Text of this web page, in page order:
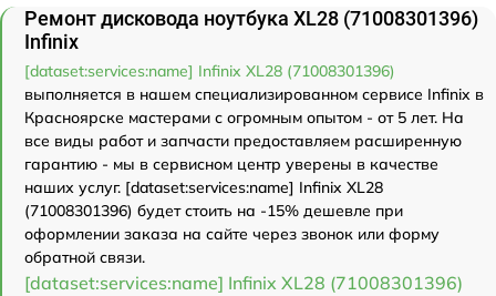
Ремонт дисковода ноутбука XL28 (71008301396)
Infinix
[dataset:services:name] Infinix XL28 (71008301396)
выполняется в нашем специализированном сервисе Infinix в
Красноярске мастерами с огромным опытом - от 5 лет. На
все виды работ и запчасти предоставляем расширенную
гарантию - мы в сервисном центр уверены в качестве
наших услуг. [dataset:services:name] Infinix XL28
(71008301396) будет стоить на -15% дешевле при
оформлении заказа на сайте через звонок или форму
обратной связи.
[dataset:services:name] Infinix XL28 (71008301396)